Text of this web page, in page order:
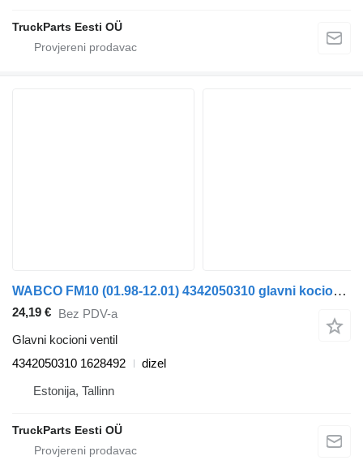
TruckParts Eesti OÜ
WABCO FM10 (01.98-12.01) 4342050310 glavni kocioni ventil za Volvo FM7-FM12, FM, FMX (1998-2014) tegljača
24,19 € Bez PDV-a
Glavni kocioni ventil
4342050310 1628492
dizel
Estonija, Tallinn
TruckParts Eesti OÜ